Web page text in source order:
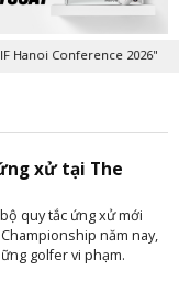
Conference 2026"
xử tại The
quy tắc ứng xử mới
năm nay,
golfer vi phạm.